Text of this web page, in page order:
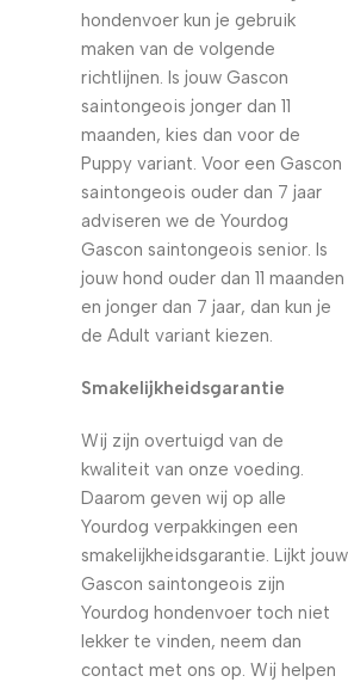
hondenvoer kun je gebruik
maken van de volgende
richtlijnen. Is jouw Gascon
saintongeois jonger dan 11
maanden, kies dan voor de
Puppy variant. Voor een Gascon
saintongeois ouder dan 7 jaar
adviseren we de Yourdog
Gascon saintongeois senior. Is
jouw hond ouder dan 11 maanden
en jonger dan 7 jaar, dan kun je
de Adult variant kiezen.
Smakelijkheidsgarantie
Wij zijn overtuigd van de
kwaliteit van onze voeding.
Daarom geven wij op alle
Yourdog verpakkingen een
smakelijkheidsgarantie. Lijkt jouw
Gascon saintongeois zijn
Yourdog hondenvoer toch niet
lekker te vinden, neem dan
contact met ons op. Wij helpen